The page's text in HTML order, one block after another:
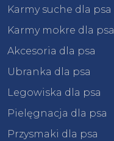
Karmy suche dla psa
Karmy mokre dla psa
Akcesoria dla psa
Ubranka dla psa
Legowiska dla psa
Pielęgnacja dla psa
Przysmaki dla psa